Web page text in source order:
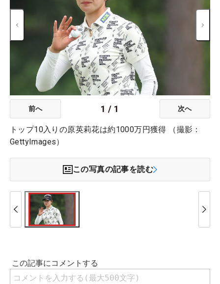
前へ 1 / 1 次へ
トップ10入りの原英莉花は約1000万円獲得 （撮影：
GettyImages）
この写真の記事を読む